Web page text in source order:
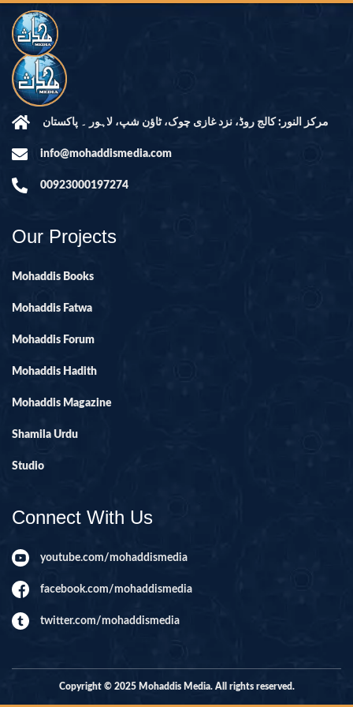
مرکز النور: کالج روڈ، نزد غازی چوک، ٹاؤن شپ، لاہور ۔ پاکستان
info@mohaddismedia.com
00923000197274
Our Projects
Mohaddis Books
Mohaddis Fatwa
Mohaddis Forum
Mohaddis Hadith
Mohaddis Magazine
Shamila Urdu
Studio
Connect With Us
youtube.com/mohaddismedia
facebook.com/mohaddismedia
twitter.com/mohaddismedia
Copyright © 2025 Mohaddis Media. All rights reserved.